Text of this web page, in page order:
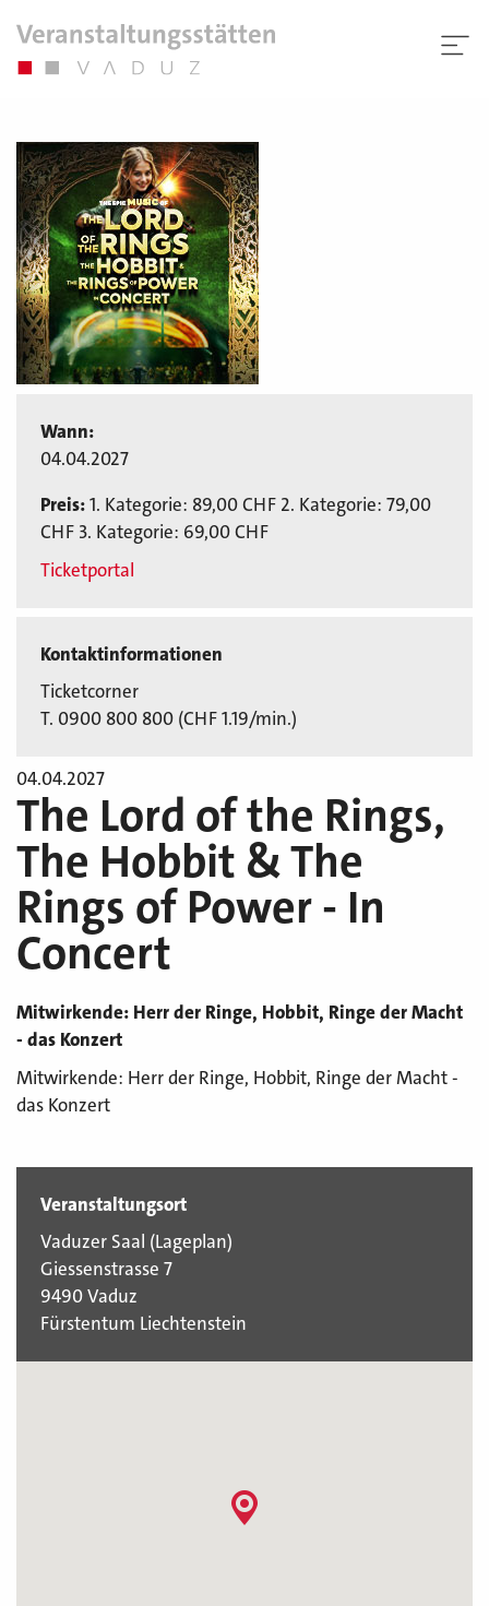
Wann:
04.04.2027
Preis:1. Kategorie: 89,00 CHF 2. Kategorie: 79,00
CHF 3. Kategorie: 69,00 CHF
Ticketportal
Kontaktinformationen
Ticketcorner
T. 0900 800 800 (CHF 1.19/min.)
04.04.2027
The Lord of the Rings,
The Hobbit & The
Rings of Power - In
Concert
Mitwirkende: Herr der Ringe, Hobbit, Ringe der Macht
- das Konzert
Mitwirkende: Herr der Ringe, Hobbit, Ringe der Macht -
das Konzert
Veranstaltungsort
Vaduzer Saal (Lageplan)
Giessenstrasse 7
9490 Vaduz
Fürstentum Liechtenstein